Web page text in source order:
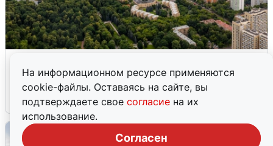
На информационном ресурсе применяются
cookie-файлы. Оставаясь на сайте, вы
подтверждаете свое согласие на их
использование.
Согласен
на взрыв
7 августа 0